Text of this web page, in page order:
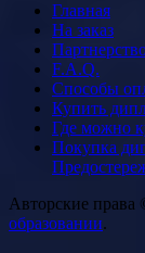
Главная
На заказ
F.A.Q.
Способы
Купить
Где можно
Покупка
Авторские права
образовании.